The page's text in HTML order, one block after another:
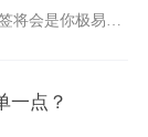
将会是你极易上
一点？